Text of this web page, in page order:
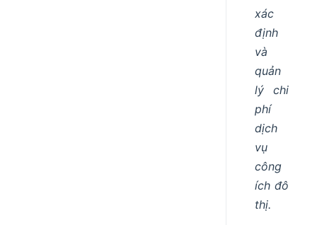
xác
định
và
quản
lý chi
phí
dịch
vụ
công
ích đô
thị.